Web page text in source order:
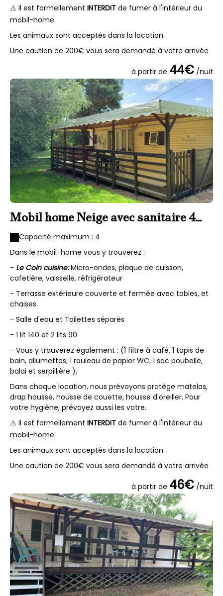
⚠️ Il est formellement INTERDIT de fumer à l'intérieur du
mobil-home.
Les animaux sont acceptés dans la location.
Une caution de 200€ vous sera demandé à votre arrivée
à partir de 44€ /nuit
Mobil home Neige avec sanitaire 4
personnes
Capacité maximum : 4
Dans le mobil-home vous y trouverez :
- Le Coin cuisine:Micro-ondes, plaque de cuisson,
cafetière, vaisselle, réfrigérateur
- Terrasse extérieure couverte et fermée avec tables, et
chaises.
- Salle d'eau et Toilettes séparés
- 1 lit 140 et 2 lits 90
- Vous y trouverez également : (1 filtre à café, 1 tapis de
bain, allumettes, 1 rouleau de papier WC, 1 sac poubelle,
balai et serpillière ),
Dans chaque location, nous prévoyons protège matelas,
drap housse, housse de couette, housse d'oreiller. Pour
votre hygiène, prévoyez aussi les votre.
⚠️ Il est formellement INTERDIT de fumer à l'intérieur du
mobil-home.
Les animaux sont acceptés dans la location.
Une caution de 200€ vous sera demandé à votre arrivée
à partir de 46€ /nuit